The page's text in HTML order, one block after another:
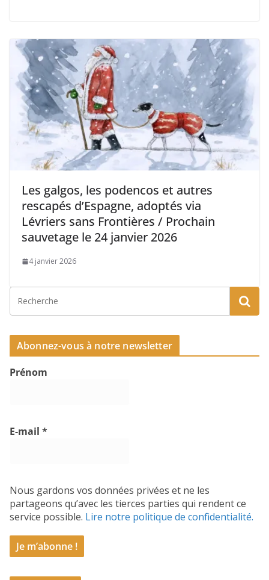
Les galgos, les podencos et autres
rescapés d’Espagne, adoptés via
Lévriers sans Frontières / Prochain
sauvetage le 24 janvier 2026
4 janvier 2026
Abonnez-vous à notre newsletter
Prénom
E-mail *
Nous gardons vos données privées et ne les
partageons qu’avec les tierces parties qui rendent ce
service possible. Lire notre politique de confidentialité.